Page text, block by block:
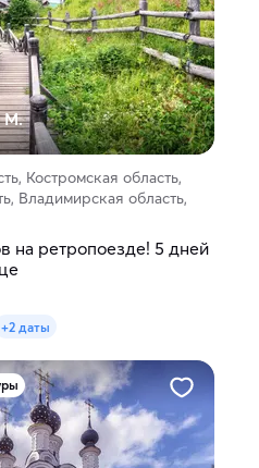
М.
Костромская область,
Владимирская область,
на ретропоезде! 5 дней
+2 даты